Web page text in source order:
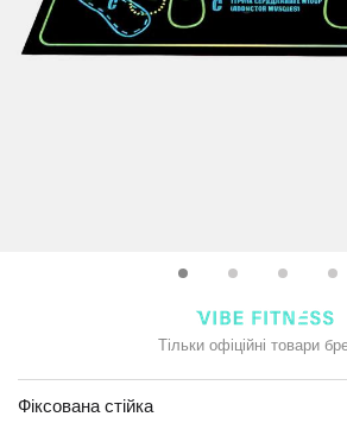
Тільки офіційні товари
Фіксована стійка